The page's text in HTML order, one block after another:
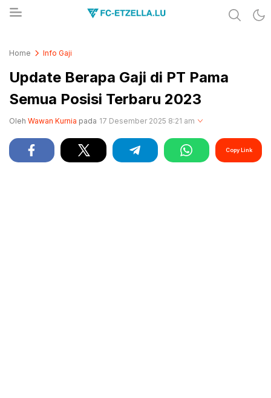
Home Info Gaji
Update Berapa Gaji di PT Pama
Semua Posisi Terbaru 2023
Oleh Wawan Kurnia pada 17 Desember 2025 8:21 am
Copy Link